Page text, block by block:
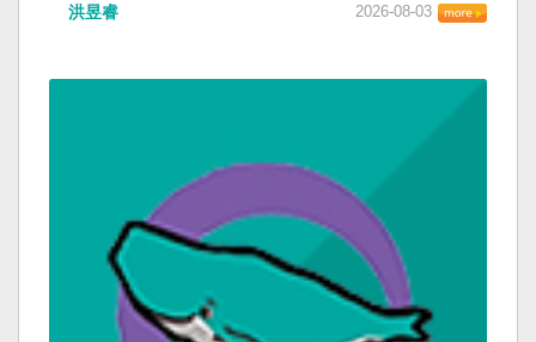
洪昱睿 2026-08-03